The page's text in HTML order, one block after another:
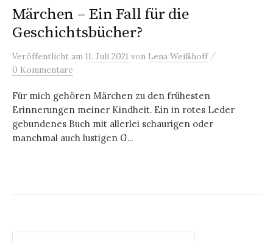
Märchen – Ein Fall für die
Geschichtsbücher?
Veröffentlicht am 11. Juli 2021 von Lena Weißhoff /
0 Kommentare
Für mich gehören Märchen zu den frühesten
Erinnerungen meiner Kindheit. Ein in rotes Leder
gebundenes Buch mit allerlei schaurigen oder
manchmal auch lustigen G...